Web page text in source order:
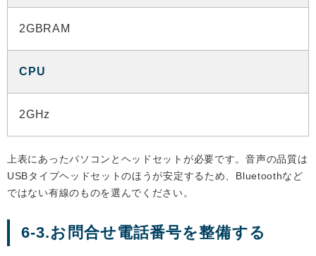
2GBRAM
CPU
2GHz
上表にあったパソコンとヘッドセットが必要です。音声の品質は
USBタイプヘッドセットのほうが安定するため、Bluetoothなど
ではない有線のものを選んでください。
6-3.お問合せ電話番号を整備する